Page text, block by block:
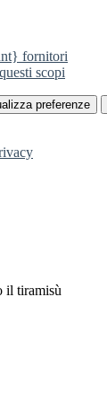
fornitori
scopi
preferenze
il tiramisù